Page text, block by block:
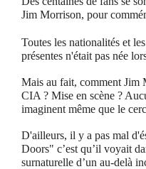
Jim Morrison, pour
Toutes les nationalités et
présentes n'était pas née
Mais au fait, comment Jim
CIA ? Mise en scène ?
imaginent même que le
D'ailleurs, il y a pas mal
Doors" c’est qu’il voyait
surnaturelle d’un au-delà